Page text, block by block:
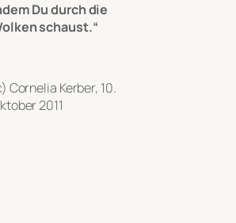
Du durch die
schaust.“
Cornelia Kerber, 10.
2011